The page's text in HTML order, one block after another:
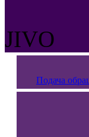
JIVO
Подача